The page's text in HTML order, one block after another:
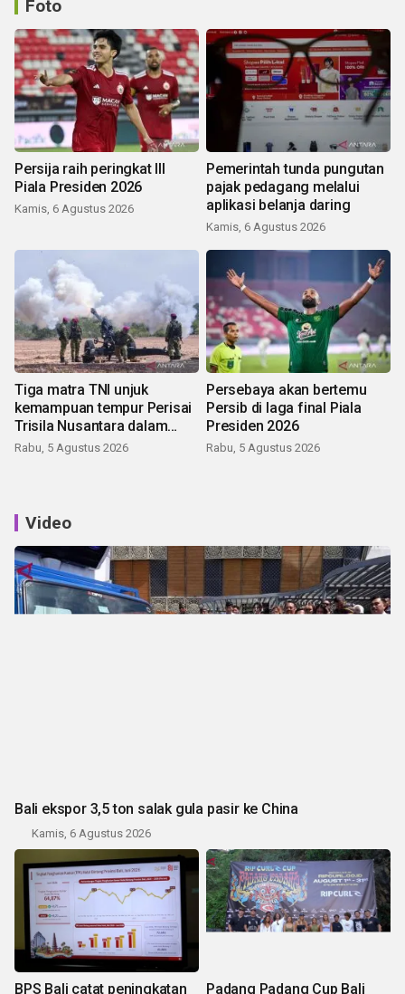
Foto
Persija raih peringkat III
Piala Presiden 2026
Kamis, 6 Agustus 2026
Pemerintah tunda pungutan
pajak pedagang melalui
aplikasi belanja daring
Kamis, 6 Agustus 2026
Tiga matra TNI unjuk
kemampuan tempur Perisai
Trisila Nusantara dalam
latihan di Kepri
Rabu, 5 Agustus 2026
Persebaya akan bertemu
Persib di laga final Piala
Presiden 2026
Rabu, 5 Agustus 2026
Video
Bali ekspor 3,5 ton salak gula pasir ke China
Kamis, 6 Agustus 2026
BPS Bali catat peningkatan
Padang Padang Cup Bali